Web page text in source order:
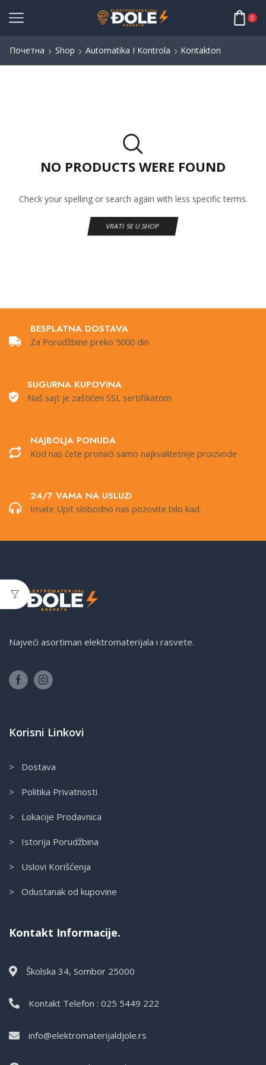
0
Почетна Shop Automatika I Kontrola Kontaktori
NO PRODUCTS WERE FOUND
Check your spelling or search again with less specific terms.
VRATI SE U SHOP
BESPLATNA DOSTAVA
Za Porudžbine preko 5000 din
SUGURNA KUPOVINA
Naš sajt je zaštićen SSL sertifikatom
NAJBOLJA PONUDA
Kod nas ćete pronaći samo najkvalitetnije proizvode
24/7 VAMA NA USLUZI
Imate Upit slobodno nas pozovite bilo kad.
Najveći asortiman elektromaterijala i rasvete.
Korisni Linkovi
> Dostava
> Politika Privatnosti
> Lokacije Prodavnica
> Istorija Porudžbina
> Uslovi Korišćenja
> Odustanak od kupovine
Kontakt Informacije.
Školska 34, Sombor 25000
Kontakt Telefon : 025 5449 222
info@elektromaterijaldjole.rs